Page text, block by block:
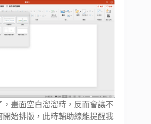
，畫面空白溜溜時，反而會讓不
開始排版，此時輔助線能提醒我